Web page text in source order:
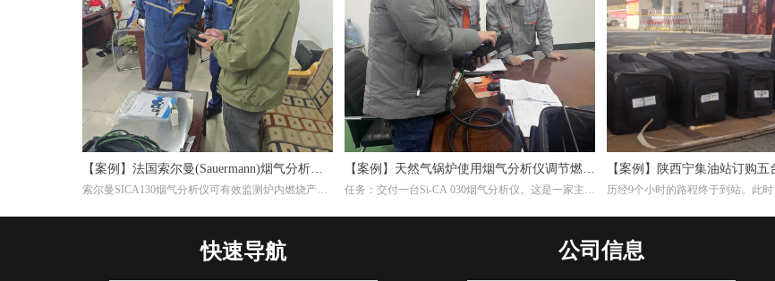
【案例】法国索尔曼(Sauermann)烟气分析仪
在钢厂的应用
索尔曼SICA130烟气分析仪可有效监测炉内燃烧产物
热，烟气分析仪能检测有害排放物(如NOₓ、CO)，确
保符合环保标准，同时优化燃烧效率。通过分析烟气
【案例】天然气锅炉使用烟气分析仪调节燃烧
效率
任务：交付一台Si-CA 030烟气分析仪。这是一家主要
Si-CA030烟气分析仪。此款烟气分析仪包含O2,CO两
个气体传感器，能够准确测量烟气中的氧气含量。
【案例】陕西宁集油站订购五
历经9个小时的路程终于到站。此
仪的注意事项。
快速导航 公司信息